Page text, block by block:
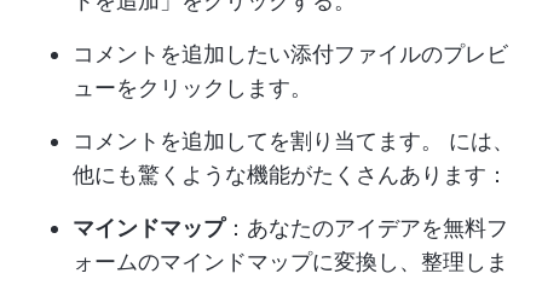
コメントを追加したい添付ファイルのプレビ
ューをクリックします。
コメントを追加してを割り当てます。
には、
他にも驚くような機能がたくさんあります：
マインドマップ：あなたのアイデアを無料フ
ォームのマインドマップに変換し、整理しま